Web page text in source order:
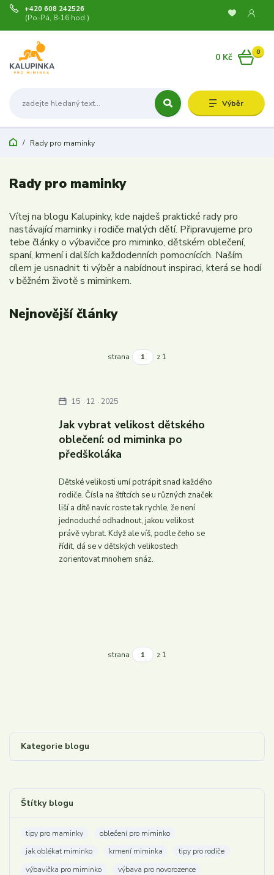
Výběr
+420 608 242526
(Po-Pá, 8-16 hod.)
0
0 Kč
Rady pro maminky
Kategorie blogu
Štítky blogu
tipy pro maminky
oblečení pro miminko
jak oblékat miminko
krmení miminka
tipy pro rodiče
výbavička pro miminko
výbava pro novorozence
Rady pro maminky
Vítej na blogu Kalupinky, kde najdeš praktické rady pro
nastávající maminky i rodiče malých dětí. Připravujeme pro
tebe články o výbavičce pro miminko, dětském oblečení,
spaní, krmení i dalších každodenních pomocnících. Naším
cílem je usnadnit ti výběr a nabídnout inspiraci, která se hodí
v běžném životě s miminkem.
Nejnovější články
strana z 1
Jak vybrat velikost dětského
oblečení: od miminka po
předškoláka
15 12 2025
Dětské velikosti umí potrápit snad každého
rodiče. Čísla na štítcích se u různých značek
liší a dítě navíc roste tak rychle, že není
jednoduché odhadnout, jakou velikost
právě vybrat. Když ale víš, podle čeho se
řídit, dá se v dětských velikostech
zorientovat mnohem snáz.
strana z 1